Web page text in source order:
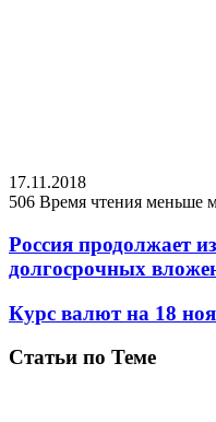
17.11.2018
506 Время чтения меньше
Россия продолжает
долгосрочных
Курс валют на 18
Статьи по Теме